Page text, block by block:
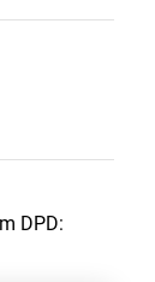
DPD: